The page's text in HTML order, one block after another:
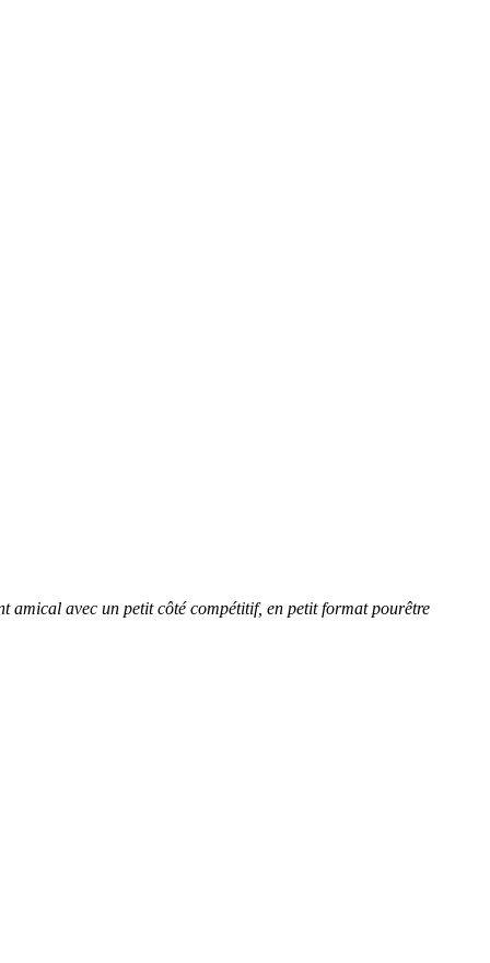
amical avec un petit côté compétitif, en petit format pourêtre